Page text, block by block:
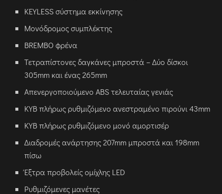
KEYLESS σύστημα εκκίνησης
Μονόδρομος συμπλέκτης
BREMBO φρένα
Τετραπίστονες δαγκάνες μπροστά – Δύο δίσκοι
305mm και ένας 265mm
Απενεργοποιούμενο ABS τελευταίας γενιάς
KYB πλήρως ρυθμιζόμενo ανεστραμένο πιρούνι 43mm
ΚΥΒ πλήρως ρυθμιζόμενο μονό αμορτισέρ
Διαδρομές ανάρτησης 207mm μπροστά και 198mm
πίσω
Έξτρα προβολείς ομίχλης LED
Ρυθμιζόμενες μανέτες